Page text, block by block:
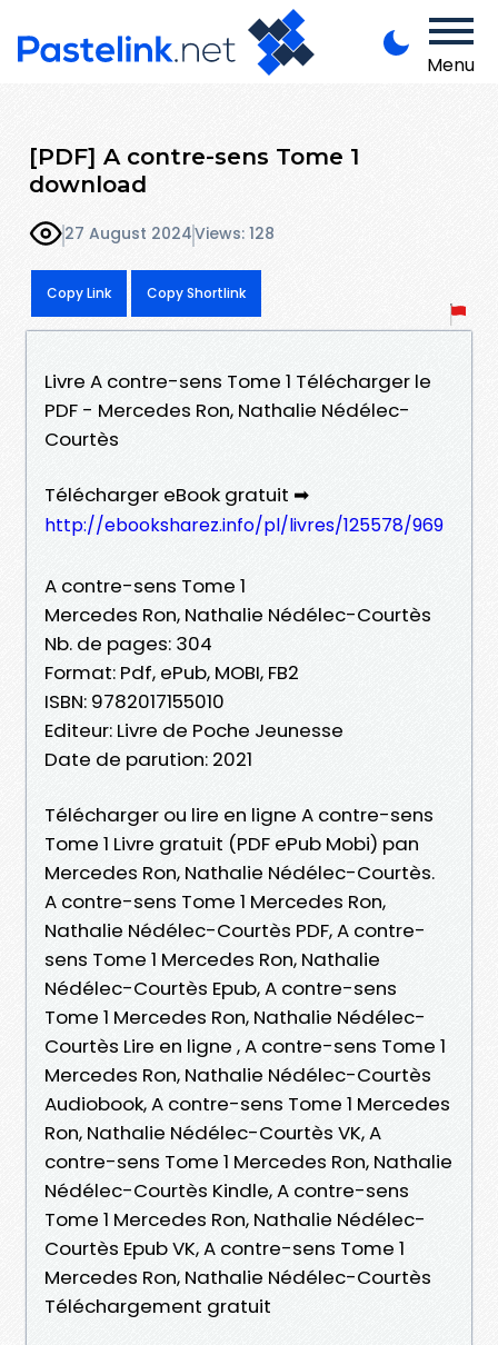
Menu
[PDF] A contre-sens Tome 1
download
27 August 2024Views: 128
Copy Link Copy Shortlink
Livre A contre-sens Tome 1 Télécharger le
PDF - Mercedes Ron, Nathalie Nédélec-
Courtès
Télécharger eBook gratuit ➡
http://ebooksharez.info/pl/livres/125578/969
A contre-sens Tome 1
Mercedes Ron, Nathalie Nédélec-Courtès
Nb. de pages: 304
Format: Pdf, ePub, MOBI, FB2
ISBN: 9782017155010
Editeur: Livre de Poche Jeunesse
Date de parution: 2021
Télécharger ou lire en ligne A contre-sens
Tome 1 Livre gratuit (PDF ePub Mobi) pan
Mercedes Ron, Nathalie Nédélec-Courtès.
A contre-sens Tome 1 Mercedes Ron,
Nathalie Nédélec-Courtès PDF, A contre-
sens Tome 1 Mercedes Ron, Nathalie
Nédélec-Courtès Epub, A contre-sens
Tome 1 Mercedes Ron, Nathalie Nédélec-
Courtès Lire en ligne , A contre-sens Tome 1
Mercedes Ron, Nathalie Nédélec-Courtès
Audiobook, A contre-sens Tome 1 Mercedes
Ron, Nathalie Nédélec-Courtès VK, A
contre-sens Tome 1 Mercedes Ron, Nathalie
Nédélec-Courtès Kindle, A contre-sens
Tome 1 Mercedes Ron, Nathalie Nédélec-
Courtès Epub VK, A contre-sens Tome 1
Mercedes Ron, Nathalie Nédélec-Courtès
Téléchargement gratuit